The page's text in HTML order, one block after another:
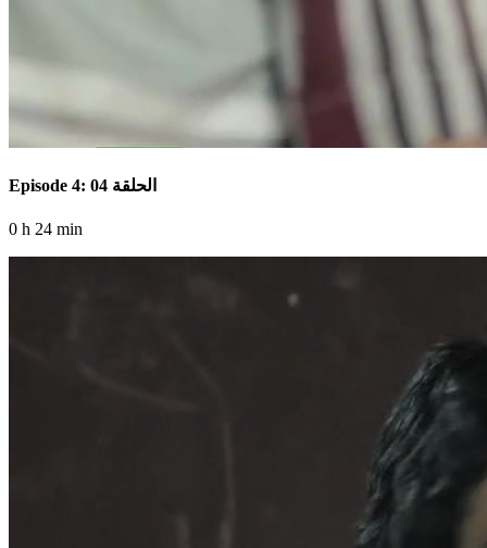
Episode 4: الحلقة 04
0 h 24 min